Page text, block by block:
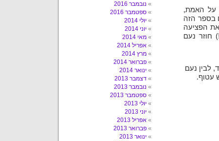
על האמת,
בספר הזה
את הפציעה
חוזר נעם
לבין נעם
עטוף.
נובמבר 2016
ספטמבר 2016
יולי 2014
יוני 2014
מאי 2014
אפריל 2014
מרץ 2014
פברואר 2014
ינואר 2014
דצמבר 2013
נובמבר 2013
ספטמבר 2013
יולי 2013
יוני 2013
אפריל 2013
פברואר 2013
ינואר 2013